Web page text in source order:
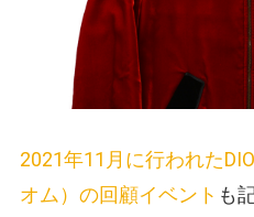
2021年11月に行われた
オム）の回顧イベント も